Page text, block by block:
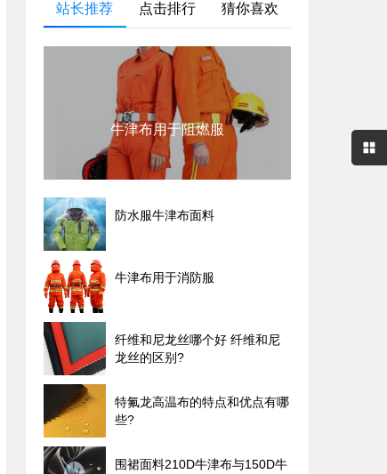
站长推荐 点击排行 猜你喜欢
牛津布用于阻燃服
防水服牛津布面料
牛津布用于消防服
纤维和尼龙丝哪个好 纤维和尼
龙丝的区别?
特氟龙高温布的特点和优点有哪
些?
围裙面料210D牛津布与150D牛